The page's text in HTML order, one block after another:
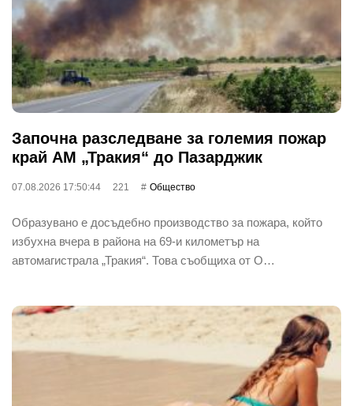
Започна разследване за големия пожар
край АМ „Тракия“ до Пазарджик
07.08.2026 17:50:44 221 Общество
Образувано е досъдебно производство за пожара, който
избухна вчера в района на 69-и километър на
автомагистрала „Тракия“. Това съобщиха от О…